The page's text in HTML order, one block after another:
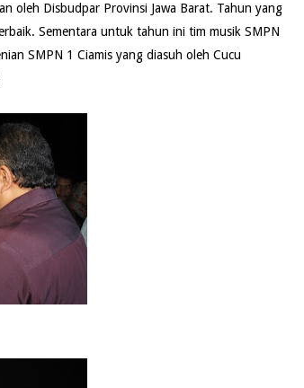
oleh Disbudpar Provinsi Jawa Barat. Tahun yang
Sementara untuk tahun ini tim musik SMPN
SMPN 1 Ciamis yang diasuh oleh Cucu